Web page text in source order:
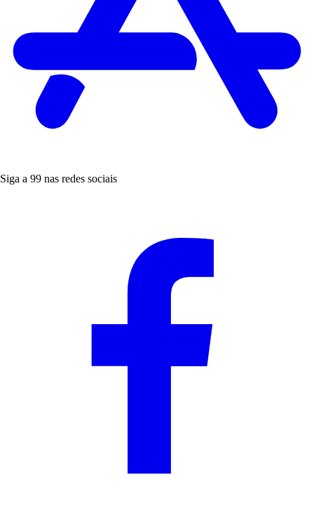
Siga a 99 nas redes sociais